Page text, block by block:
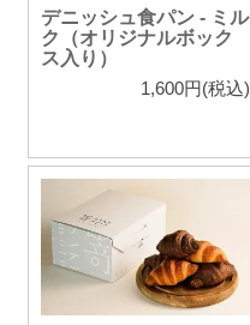
デニッシュ食パン - ミル
ク（オリジナルボック
ス入り）
1,600円(税込)